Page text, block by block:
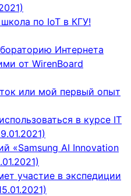
по IoT в КГУ!
Интернета
от WirenBoard
или мой первый опыт
в курсе IT
«Samsung AI Innovation
участие в экспедиции